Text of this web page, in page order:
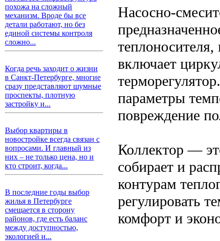
похожа на сложный
механизм. Вроде бы все
детали работают, но без
единой системы контроля
сложно...
Когда речь заходит о жизни
в Санкт-Петербурге, многие
сразу представляют шумные
проспекты, плотную
застройку и...
Выбор квартиры в
новостройке всегда связан с
вопросами. И главный из
них – не только цена, но и
кто строит, когда...
В последние годы выбор
жилья в Петербурге
смещается в сторону
районов, где есть баланс
между доступностью,
экологией и...
Насосно-
включает
параметры
повреждение
Коллектор —
собирает и
контурам
регулировать
комфорт и